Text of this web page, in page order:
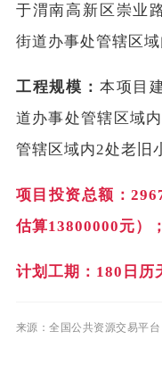
于渭南高新区崇业
街道办事处管辖区域
工程规模： 本项目
道办事处管辖区域
管辖区域内2处老旧
项目投资总额：
估算13800000元）；
计划工期：180日历
来源：全国公共资源交易平台